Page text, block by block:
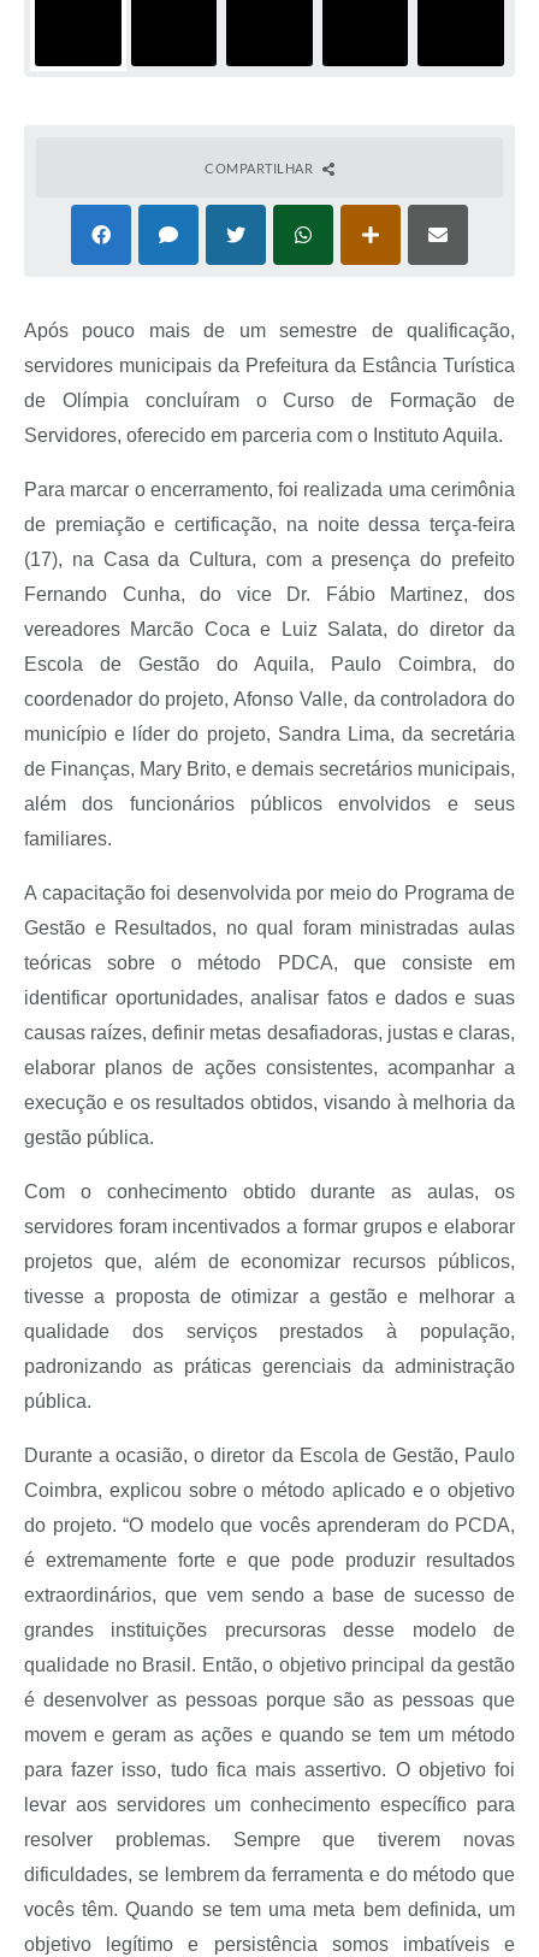
COMPARTILHAR
Após pouco mais de um semestre de qualificação,
servidores municipais da Prefeitura da Estância Turística
de Olímpia concluíram o Curso de Formação de
Servidores, oferecido em parceria com o Instituto Aquila.
Para marcar o encerramento, foi realizada uma cerimônia
de premiação e certificação, na noite dessa terça-feira
(17), na Casa da Cultura, com a presença do prefeito
Fernando Cunha, do vice Dr. Fábio Martinez, dos
vereadores Marcão Coca e Luiz Salata, do diretor da
Escola de Gestão do Aquila, Paulo Coimbra, do
coordenador do projeto, Afonso Valle, da controladora do
município e líder do projeto, Sandra Lima, da secretária
de Finanças, Mary Brito, e demais secretários municipais,
além dos funcionários públicos envolvidos e seus
familiares.
A capacitação foi desenvolvida por meio do Programa de
Gestão e Resultados, no qual foram ministradas aulas
teóricas sobre o método PDCA, que consiste em
identificar oportunidades, analisar fatos e dados e suas
causas raízes, definir metas desafiadoras, justas e claras,
elaborar planos de ações consistentes, acompanhar a
execução e os resultados obtidos, visando à melhoria da
gestão pública.
Com o conhecimento obtido durante as aulas, os
servidores foram incentivados a formar grupos e elaborar
projetos que, além de economizar recursos públicos,
tivesse a proposta de otimizar a gestão e melhorar a
qualidade dos serviços prestados à população,
padronizando as práticas gerenciais da administração
pública.
Durante a ocasião, o diretor da Escola de Gestão, Paulo
Coimbra, explicou sobre o método aplicado e o objetivo
do projeto. “O modelo que vocês aprenderam do PCDA,
é extremamente forte e que pode produzir resultados
extraordinários, que vem sendo a base de sucesso de
grandes instituições precursoras desse modelo de
qualidade no Brasil. Então, o objetivo principal da gestão
é desenvolver as pessoas porque são as pessoas que
movem e geram as ações e quando se tem um método
para fazer isso, tudo fica mais assertivo. O objetivo foi
levar aos servidores um conhecimento específico para
resolver problemas. Sempre que tiverem novas
dificuldades, se lembrem da ferramenta e do método que
vocês têm. Quando se tem uma meta bem definida, um
objetivo legítimo e persistência somos imbatíveis e